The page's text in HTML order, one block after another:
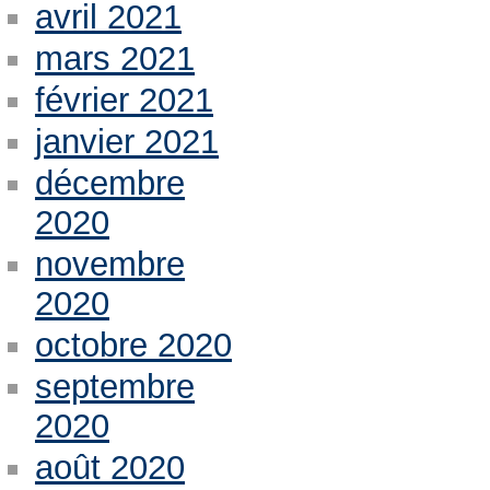
avril 2021
mars 2021
février 2021
janvier 2021
décembre
2020
novembre
2020
octobre 2020
septembre
2020
août 2020